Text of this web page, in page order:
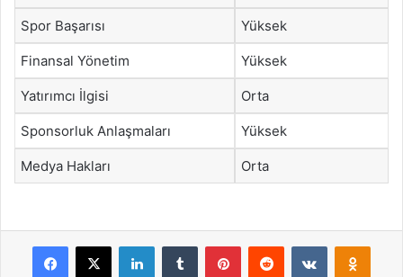
Spor Başarısı Yüksek
Finansal Yönetim Yüksek
Yatırımcı İlgisi Orta
Sponsorluk Anlaşmaları Yüksek
Medya Hakları Orta
Facebook
X LinkedInTumblr PinterestReddit VKontakte